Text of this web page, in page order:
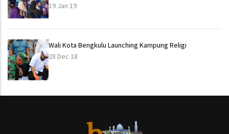
19 Jan 19
Wali Kota Bengkulu Launching Kampung Religi
28 Dec 18